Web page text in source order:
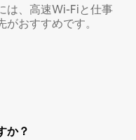
は、高速Wi-Fiと仕事
おすすめです。
か？